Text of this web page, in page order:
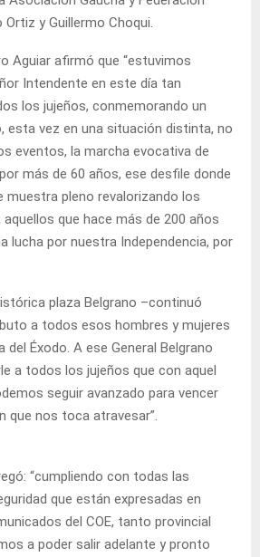
y Guillermo Choqui.
Aguiar afirmó que “estuvimos
Intendente en este día tan
los jujeños, conmemorando un
esta vez en una situación distinta, no
eventos, la marcha evocativa de
más de 60 años, ese desfile donde
muestra pleno revalorizando los
que hace más de 200 años
lucha por nuestra Independencia, por
plaza Belgrano –continuó
a todos esos hombres y mujeres
del Éxodo. A ese General Belgrano
a todos los jujeños que con aquel
seguir avanzado para vencer
que nos toca atravesar”.
“cumpliendo con todas las
que están expresadas en
del COE, tanto provincial
a poder salir adelante y pronto